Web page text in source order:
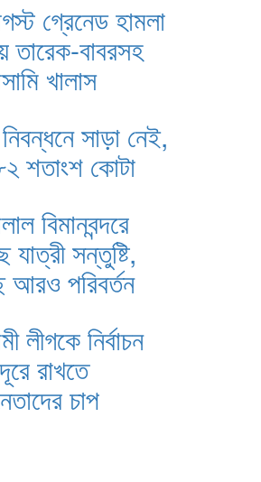
গ্রেনেড হামলা
তারেক-বাবরসহ
খালাস
সাড়া নেই,
শতাংশ কোটা
বিমানবন্দরে
যাত্রী সন্তুষ্টি,
পরিবর্তন
লীগকে নির্বাচন
রাখতে
চাপ